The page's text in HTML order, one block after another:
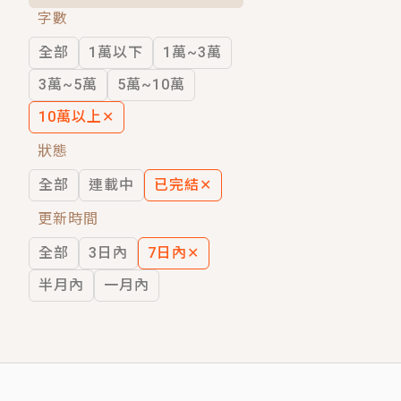
穿越｜《穿越遠古後成了野人娘子》你
字數
全部
1萬以下
1萬~3萬
3萬~5萬
5萬~10萬
10萬以上 ✕
狀態
全部
連載中 已完結✕
更新時間
全部
3日內 7日內 ✕
半月內
一月內